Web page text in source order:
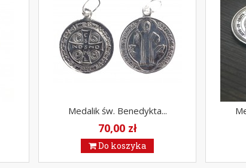
Medalik św. Benedykta...
70,00 zł
Do koszyka